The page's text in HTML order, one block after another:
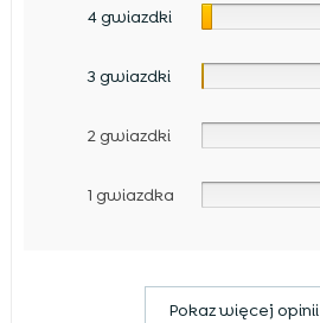
4 gwiazdki
3 gwiazdki
2 gwiazdki
1 gwiazdka
Pokaz więcej opinii